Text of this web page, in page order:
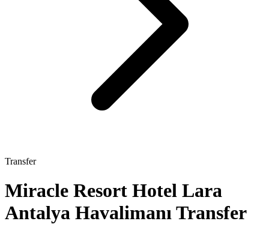
Transfer
Miracle Resort Hotel Lara
Antalya Havalimanı Transfer